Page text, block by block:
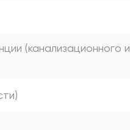
(канализационного и